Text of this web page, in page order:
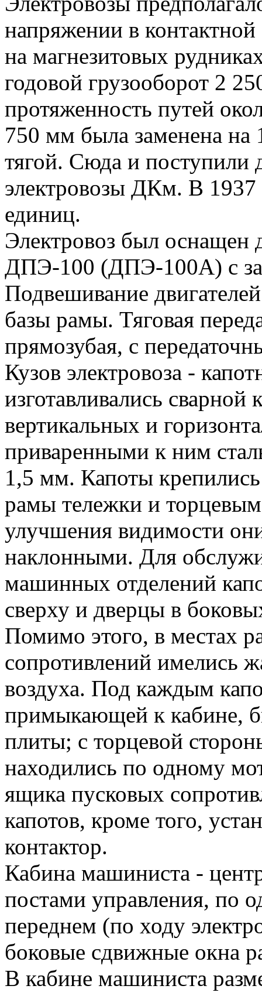
напряжении в
на магнезитовых
годовой грузооборот 2
протяженность путей
750 мм была заменена на
тягой. Сюда и посту­пили
электровозы ДКм. В 1937
единиц.
Электровоз был оснащен
ДПЭ-100 (ДПЭ-100А) с
Подвешивание
базы рамы. Тяговая
прямозубая, с
Кузов электровоза -
изготавливались сварной
вертикальных и
приваренными к ним
1,5 мм. Капоты
рамы тележки и
улучшения видимости
наклонными. Для
машинных отделений
сверху и дверцы в
Помимо этого, в местах
сопротивлений имелись
воздуха. Под каждым
примыкающей к кабине,
плиты; с торцевой
находились по одному
ящика пусковых
капотов, кроме того,
контактор.
Кабина машиниста -
постами управления, по
переднем (по ходу
боковые сдвижные окна
В кабине маши­ниста